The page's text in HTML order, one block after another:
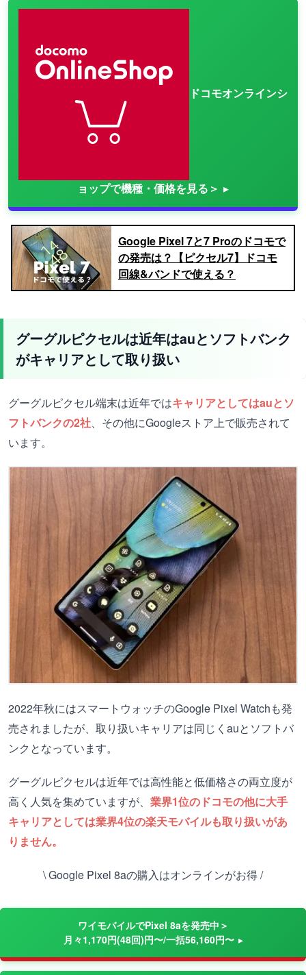
ドコモオンラインシ
ョップで機種・価格を見る＞
Google Pixel 7と7 Proのドコモで
の発売は？【ピクセル7】ドコモ
回線&バンドで使える？
グーグルピクセルは近年はauとソフトバンク
がキャリアとして取り扱い
グーグルピクセル端末は近年ではキャリアとしてはauとソ
フトバンクの2社、その他にGoogleストア上で販売されて
います。
2022年秋にはスマートウォッチのGoogle Pixel Watchも発
売されましたが、取り扱いキャリアは同じくauとソフトバ
ンクとなっています。
グーグルピクセルは近年では高性能と低価格さの両立度が
高く人気を集めていますが、 業界1位のドコモの他に大手
キャリアとしては業界4位の楽天モバイルも取り扱いがあ
りません。
\ Google Pixel 8aの購入はオンラインがお得 /
ワイモバイルでPixel 8aを発売中＞
月々1,170円(48回)円〜/一括56,160円〜